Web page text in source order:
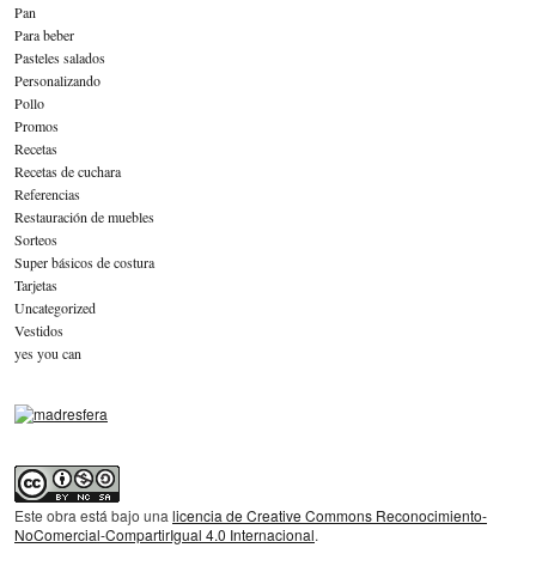
Pan
Para beber
Pasteles salados
Personalizando
Pollo
Promos
Recetas
Recetas de cuchara
Referencias
Restauración de muebles
Sorteos
Super básicos de costura
Tarjetas
Uncategorized
Vestidos
yes you can
Este obra está bajo una licencia de Creative Commons Reconocimiento-
NoComercial-CompartirIgual 4.0 Internacional.